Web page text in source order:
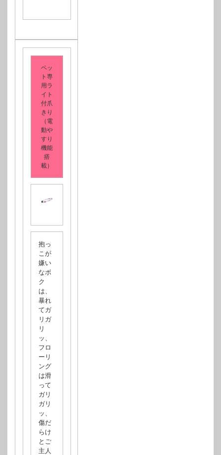
ペッ
ト専
用ラ
イト
付爪
きり
（電
動や
すり
機能
搭
載）
抱っ
こが
嫌い
なボ
ク
は、
暴れ
てガ
リガ
リ
ッ、
フロ
ーリ
ング
は滑
って
ガリ
ガリ
ッ、
傷だ
らけ
とご
主人